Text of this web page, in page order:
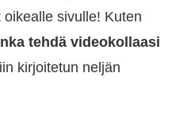
sivulle! Kuten
tehdä videokollaasi
kirjoitetun neljän